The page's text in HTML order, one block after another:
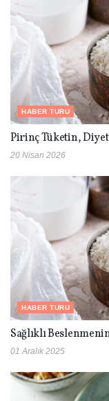
HABER TURU
Pirinç Tüketin,
20 Nisan 2026
HABER TURU
Sağlıklı
01 Aralık 2025